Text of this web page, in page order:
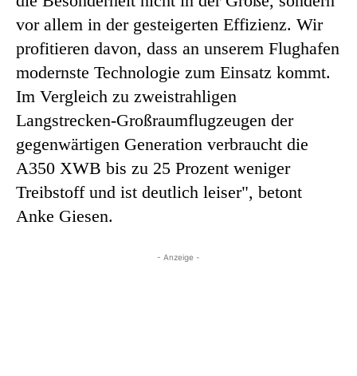
vor allem in der gesteigerten Effizienz. Wir
profitieren davon, dass an unserem Flughafen
modernste Technologie zum Einsatz kommt.
Im Vergleich zu zweistrahligen
Langstrecken-Großraumflugzeugen der
gegenwärtigen Generation verbraucht die
A350 XWB bis zu 25 Prozent weniger
Treibstoff und ist deutlich leiser", betont
Anke Giesen.
- Anzeige -